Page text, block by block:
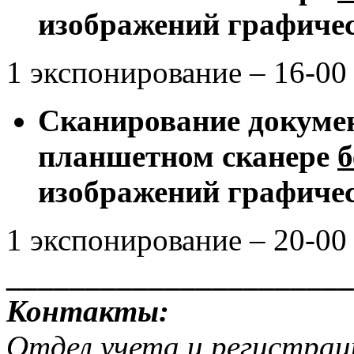
изображений
1 экспонирование – 16-
Сканирование
планшетном сканере
изображений
1 экспонирование – 20-
Контакты:
Отдел учета и